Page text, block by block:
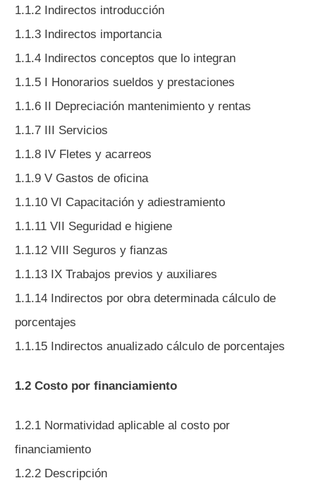
1.1.2 Indirectos introducción
1.1.3 Indirectos importancia
1.1.4 Indirectos conceptos que lo integran
1.1.5 I Honorarios sueldos y prestaciones
1.1.6 II Depreciación mantenimiento y rentas
1.1.7 III Servicios
1.1.8 IV Fletes y acarreos
1.1.9 V Gastos de oficina
1.1.10 VI Capacitación y adiestramiento
1.1.11 VII Seguridad e higiene
1.1.12 VIII Seguros y fianzas
1.1.13 IX Trabajos previos y auxiliares
1.1.14 Indirectos por obra determinada cálculo de
porcentajes
1.1.15 Indirectos anualizado cálculo de porcentajes
1.2 Costo por financiamiento
1.2.1 Normatividad aplicable al costo por
financiamiento
1.2.2 Descripción